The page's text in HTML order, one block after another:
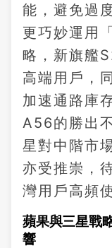
能，避免過
更巧妙運用
略，新旗艦
高端用戶，
加速通路庫
A56的勝出
星對中階市
亦受推崇，
灣用戶高頻
蘋果與三星戰
響